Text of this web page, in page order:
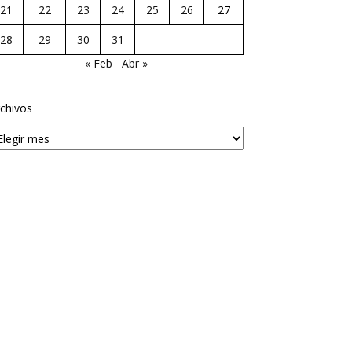
21 22 23 24 25 26
27
28
29 30
31
« Feb
Abr »